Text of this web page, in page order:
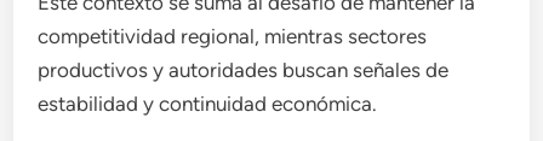
competitividad regional, mientras sectores
productivos y autoridades buscan señales de
estabilidad y continuidad económica.